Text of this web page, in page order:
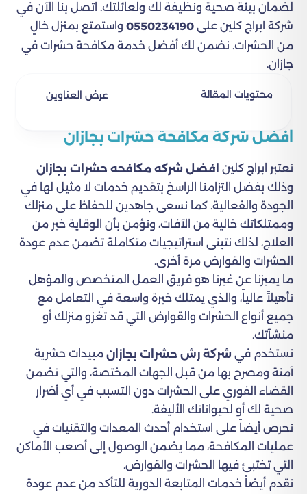
لضمان بيئة صحية ونظيفة لك ولعائلتك. اتصل بنا الآن في
شركة ابراج كلين على 0550234190 واستمتع بمنزل خالٍ
من الحشرات. نضمن لك أفضل خدمة مكافحة حشرات في
جازان.
محتويات المقالة عرض العناوين
افضل شركة مكافحة حشرات بجازان
تعتبر ابراج كلين افضل شركه مكافحه حشرات بجازان
وذلك بفضل التزامنا الراسخ بتقديم خدمات لا مثيل لها في
الجودة والفعالية. كما نسعى جاهدين للحفاظ على منزلك
وممتلكاتك خالية من الآفات، ونؤمن بأن الوقاية خير من
العلاج، لذلك نتبنى استراتيجيات متكاملة تضمن عدم عودة
الحشرات والقوارض مرة أخرى.
ما يميزنا عن غيرنا هو فريق العمل المتخصص والمؤهل
تأهيلاً عالياً، والذي يمتلك خبرة واسعة في التعامل مع
جميع أنواع الحشرات والقوارض التي قد تغزو منزلك أو
منشآتك.
نستخدم في شركة رش حشرات بجازان مبيدات حشرية
آمنة ومصرح بها من قبل الجهات المختصة، والتي تضمن
القضاء الفوري على الحشرات دون التسبب في أي أضرار
صحية لك أو لحيواناتك الأليفة.
نحرص أيضاً على استخدام أحدث المعدات والتقنيات في
عمليات المكافحة، مما يضمن الوصول إلى أصعب الأماكن
التي تختبئ فيها الحشرات والقوارض.
نقدم أيضاً خدمات المتابعة الدورية للتأكد من عدم عودة